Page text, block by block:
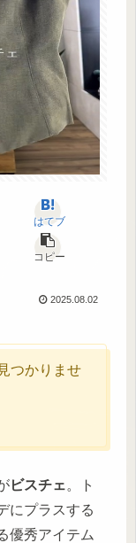
はてブ
コピー
2025.08.02
つかりませ
ビスチェ。ト
にプラスする
優秀アイテム